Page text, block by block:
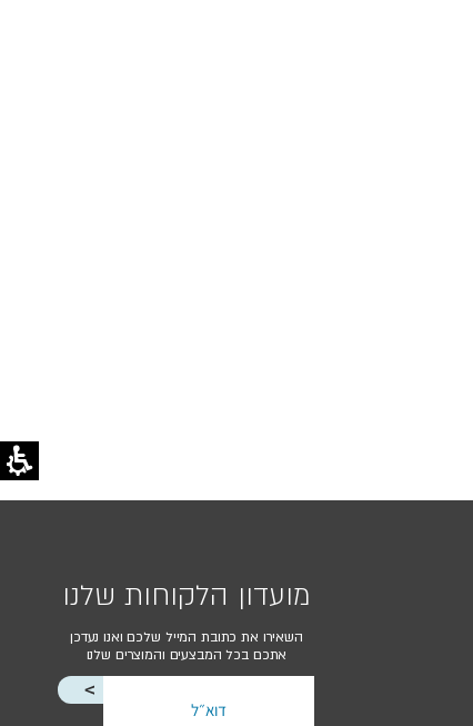
מועדון הלקוחות שלנו
השאירו את כתובת המייל שלכם ואנו נעדכן
אתכם בכל המבצעים והמוצרים שלנו
<